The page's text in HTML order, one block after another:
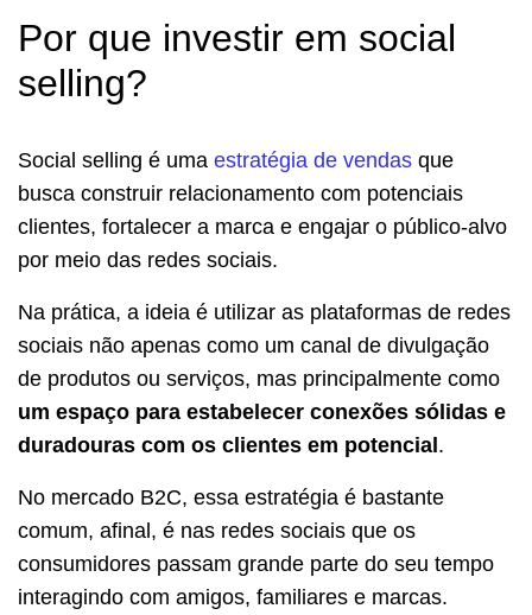
Por que investir em social
selling?
Social selling é uma estratégia de vendas que
busca construir relacionamento com potenciais
clientes, fortalecer a marca e engajar o público-alvo
por meio das redes sociais.
Na prática, a ideia é utilizar as plataformas de redes
sociais não apenas como um canal de divulgação
de produtos ou serviços, mas principalmente como
um espaço para estabelecer conexões sólidas e
duradouras com os clientes em potencial.
No mercado B2C, essa estratégia é bastante
comum, afinal, é nas redes sociais que os
consumidores passam grande parte do seu tempo
interagindo com amigos, familiares e marcas.